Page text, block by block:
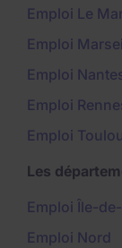
Emploi Le
Emploi
Emploi
Emploi
Emploi
Les
Emploi Île-
Emploi Nord